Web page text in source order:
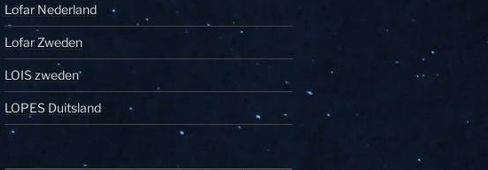
Lofar Nederland
Lofar Zweden
LOIS zweden
LOPES Duitsland